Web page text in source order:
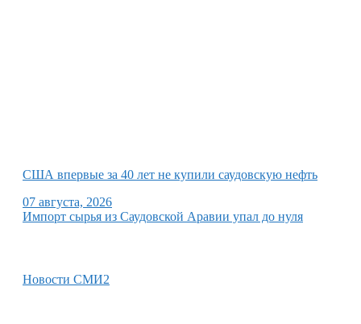
США впервые за 40 лет не купили саудовскую нефть
07 августа, 2026
Импорт сырья из Саудовской Аравии упал до нуля
Новости СМИ2